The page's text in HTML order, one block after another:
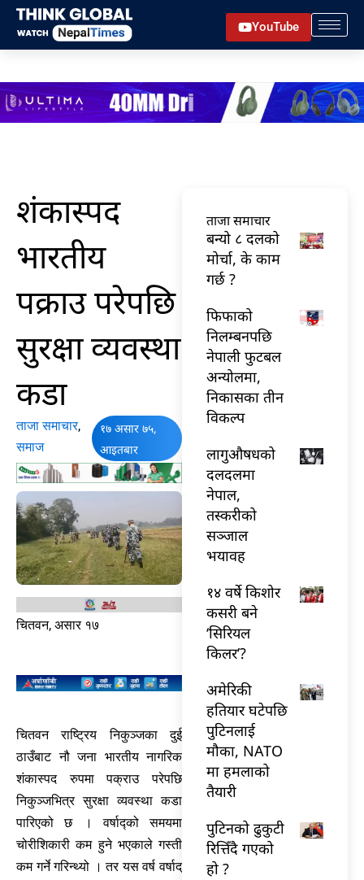
Skip
content
YouTube
शंकास्पद
भारतीय
पक्राउ परेपछि
सुरक्षा व्यवस्था
कडा
ताजा समाचार,
समाज
१७ असार ७५,
आइतबार
चितवन, असार १७
चितवन राष्ट्रिय निकुञ्जका दुई
ठाउँबाट नौ जना भारतीय नागरिक
शंकास्पद रुपमा पक्राउ परेपछि
निकुञ्जभित्र सुरक्षा व्यवस्था कडा
पारिएको छ । वर्षाद्को समयमा
चोरीशिकारी कम हुने भएकाले गस्ती
कम गर्ने गरिन्थ्यो । तर यस वर्ष वर्षाद्
ताजा समाचार
बन्यो ८ दलको
मोर्चा, के काम
गर्छ ?
फिफाको
निलम्बनपछि
नेपाली फुटबल
अन्योलमा,
निकासका तीन
विकल्प
लागुऔषधको
दलदलमा
नेपाल,
तस्करीको
सञ्जाल
भयावह
१४ वर्षे किशोर
कसरी बने
‘सिरियल
किलर’?
अमेरिकी
हतियार घटेपछि
पुटिनलाई
मौका, NATO
मा हमलाको
तैयारी
पुटिनको ढुकुटी
रित्तिँदै गएको
हो ?